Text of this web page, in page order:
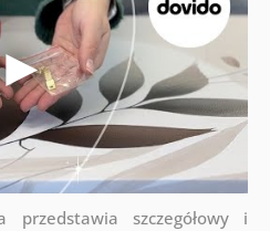
przedstawia szczegółowy i